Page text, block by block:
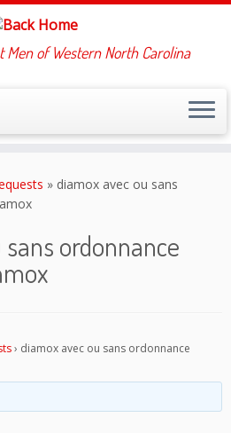
Men of Western North Carolina
» diamox avec ou sans
ordonnance
› diamox avec ou sans ordonnance